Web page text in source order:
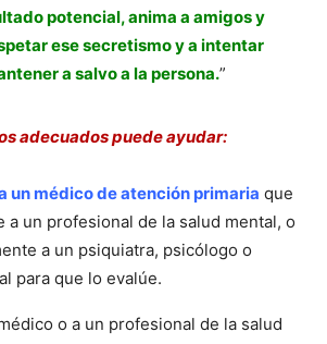
potencial, anima a amigos y
ese secretismo y a intentar
a salvo a la persona.”
adecuados puede ayudar:
un médico de atención primaria que
a un profesional de la salud mental, o
a un psiquiatra, psicólogo o
para que lo evalúe.
o a un profesional de la salud